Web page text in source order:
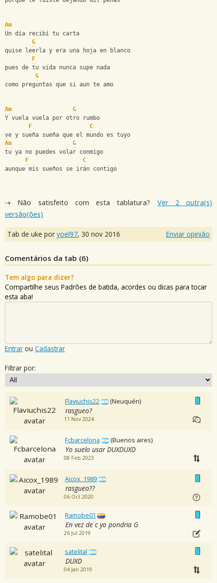
Am
Un día recibí tu carta
G
quise leerla y era una hoja en blanco
F
pues de tu vida nunca supe nada
G
como preguntas que si aun te amo
Am
G
Y vuela vuela por otro rumbo
F
C
ve y sueña sueña que el mundo es tuyo
Am
G
tu ya no puedes volar conmigo
F
C
aunque mis sueños se irán contigo
⇢ Não satisfeito com esta tablatura? Ver 2 outra(s)
versão(ões)
Tab de uke por yoel97, 30 nov 2016 Enviar opinião
Comentários da tab (6)
Tem algo para dizer?
Compartilhe seus Padrões de batida, acordes ou dicas para tocar
esta aba!
Entrar ou Cadastrar
Filtrar por:
Flaviuchis22 (Neuquén)
rasgueo?
11 Nov 2024
Fcbarcelona (Buenos aires)
Yo suelo usar DUXDUXD
08 Feb 2023
Aicox_1989
rasgueo??
06 Oct 2020
Ramobe01
En vez de c yo pondria G
26 Jul 2019
satelital
DUXD
04 Jan 2019